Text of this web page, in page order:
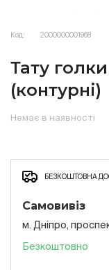
Код: 2000000001968
Тату
(контурні)
Немає в наявності
БЕЗКОШТОВНА
Самовивіз
м. Дніпро,
Безкоштовно